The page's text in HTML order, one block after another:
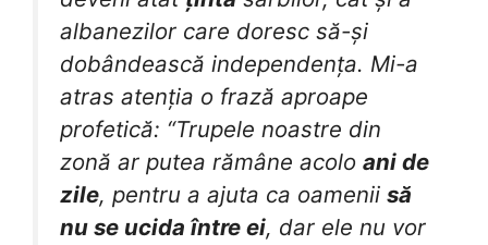
albanezilor care doresc să-și
dobândească independența. Mi-a
atras atenția o frază aproape
profetică: “Trupele noastre din
zonă ar putea rămâne acolo ani de
zile, pentru a ajuta ca oamenii să
nu se ucida între ei, dar ele nu vor